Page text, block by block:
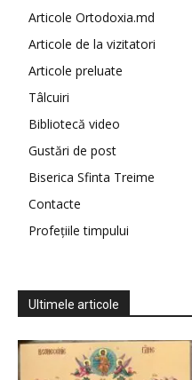
Articole Ortodoxia.md
Articole de la vizitatori
Articole preluate
Tâlcuiri
Bibliotecă video
Gustări de post
Biserica Sfinta Treime
Contacte
Profețiile timpului
Ultimele articole